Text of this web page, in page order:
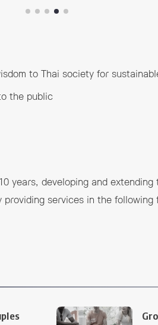
to Thai society for
the public
years, developing and
services in the following